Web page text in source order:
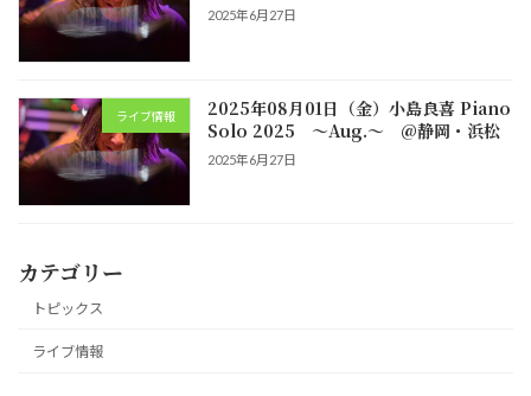
2025年6月27日
ライブ情報
2025年08月01日（金）小島良喜 Piano
Solo 2025 ～Aug.～ @静岡・浜松
2025年6月27日
カテゴリー
トピックス
ライブ情報